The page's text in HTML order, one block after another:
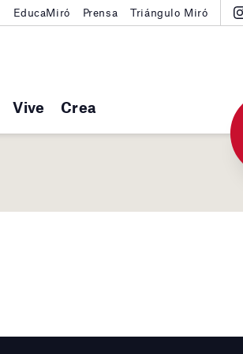
Vive Crea
EducaMiró Prensa Triángulo Miró